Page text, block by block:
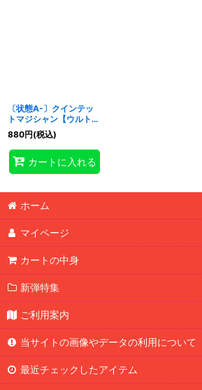
〔状態A-〕クインテッ
トマジシャン【ウルト
ラ】{VB20-JP001}《融
合》
880円(税込)
カートに入れる
ホーム
マイページ
カートの中身
新弾特集
ご利用案内
当サイトの画像やデータの利用について
最近チェックしたアイテム